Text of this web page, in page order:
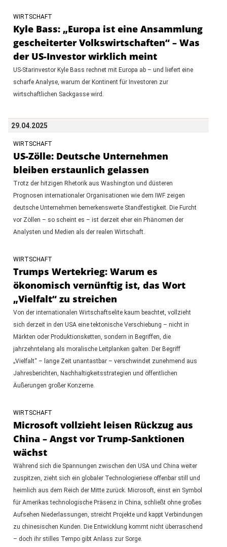
WIRTSCHAFT
Kyle Bass: „Europa ist eine Ansammlung
gescheiterter Volkswirtschaften“ – Was
der US-Investor wirklich meint
US-Starinvestor Kyle Bass rechnet mit Europa ab – und liefert eine
scharfe Analyse, warum der Kontinent für Investoren zur
wirtschaftlichen Sackgasse wird.
29.04.2025
WIRTSCHAFT
US-Zölle: Deutsche Unternehmen
bleiben erstaunlich gelassen
Trotz der hitzigen Rhetorik aus Washington und düsteren
Prognosen internationaler Organisationen wie dem IWF zeigen
deutsche Unternehmen bemerkenswerte Standfestigkeit. Die Furcht
vor Zöllen – so scheint es – ist derzeit eher ein Phänomen der
Analysten und Medien als der realen Wirtschaft.
WIRTSCHAFT
Trumps Wertekrieg: Warum es
ökonomisch vernünftig ist, das Wort
„Vielfalt“ zu streichen
Von der internationalen Wirtschaftselite kaum beachtet, vollzieht
sich derzeit in den USA eine tektonische Verschiebung – nicht in
Märkten oder Produktionsketten, sondern in Begriffen, die
jahrzehntelang als moralische Leitplanken galten. Der Begriff
„Vielfalt“ – lange Zeit unantastbar – verschwindet zunehmend aus
Jahresberichten, Nachhaltigkeitsstrategien und öffentlichen
Äußerungen großer Konzerne.
WIRTSCHAFT
Microsoft vollzieht leisen Rückzug aus
China – Angst vor Trump-Sanktionen
wächst
Während sich die Spannungen zwischen den USA und China weiter
zuspitzen, zieht sich ein globaler Technologieriese offenbar still und
heimlich aus dem Reich der Mitte zurück. Microsoft, einst ein Symbol
für Amerikas technologische Präsenz in China, schließt ohne großes
Aufsehen Niederlassungen, streicht Projekte und kappt Verbindungen
zu chinesischen Kunden. Die Entwicklung kommt nicht überraschend
– doch ihr stilles Tempo gibt Anlass zur Sorge.